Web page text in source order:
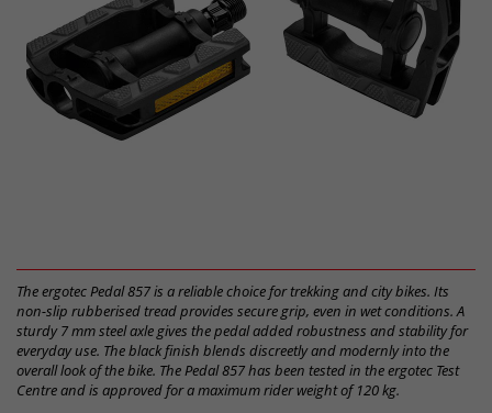
The ergotec Pedal 857 is a reliable choice for trekking and city bikes. Its
non-slip rubberised tread provides secure grip, even in wet conditions. A
sturdy 7 mm steel axle gives the pedal added robustness and stability for
everyday use. The black finish blends discreetly and modernly into the
overall look of the bike. The Pedal 857 has been tested in the ergotec Test
Centre and is approved for a maximum rider weight of 120 kg.